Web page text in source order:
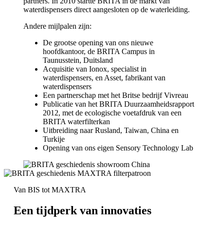
waterdispensers direct aangesloten op de waterleiding.
Andere mijlpalen zijn:
De grootse opening van ons nieuwe
hoofdkantoor, de BRITA Campus in
Taunusstein, Duitsland
Acquisitie van Ionox, specialist in
waterdispensers, en Asset, fabrikant van
waterdispensers
Een partnerschap met het Britse bedrijf Vivreau
Publicatie van het BRITA Duurzaamheidsrapport
2012, met de ecologische voetafdruk van een
BRITA waterfilterkan
Uitbreiding naar Rusland, Taiwan, China en
Turkije
Opening van ons eigen Sensory Technology Lab
Van BIS tot MAXTRA
Een tijdperk van innovaties